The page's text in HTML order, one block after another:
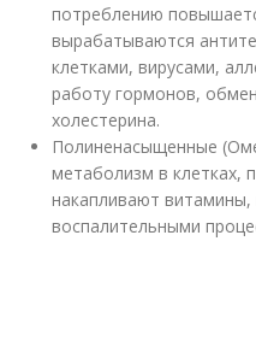
потреблению
вырабатываются
клетками, вирусами,
работу гормонов,
холестерина.
Полиненасыщенные
метаболизм в клетках,
накапливают
воспалительными